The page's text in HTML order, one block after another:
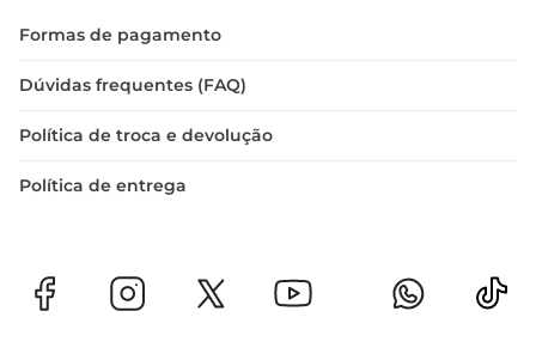
Formas de pagamento
Dúvidas frequentes (FAQ)
Política de troca e devolução
Política de entrega